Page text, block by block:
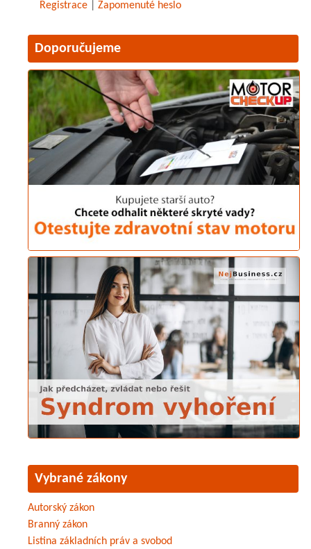
Registrace Zapomenuté heslo
Doporučujeme
Vybrané zákony
Autorský zákon
Branný zákon
Listina základních práv a svobod